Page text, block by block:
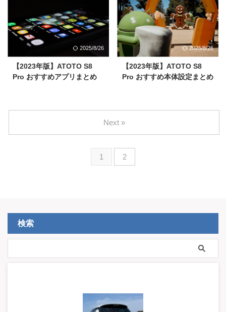
2025/8/26
【2023年版】ATOTO S8
Pro おすすめアプリまとめ
2025/8/26
【2023年版】ATOTO S8
Pro おすすめ本体設定まとめ
1 2
Next »
検索